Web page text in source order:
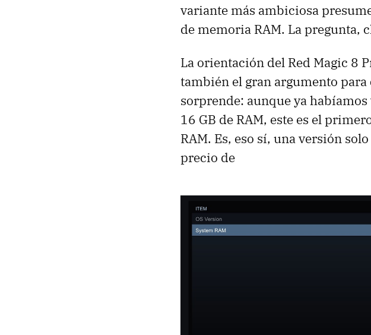
variante más ambiciosa
de memoria RAM. La pregunta,
La orientación del Red Magic 8
también el gran argumento
sorprende: aunque ya
16 GB de RAM, este es el
RAM. Es, eso sí, una versión
precio de